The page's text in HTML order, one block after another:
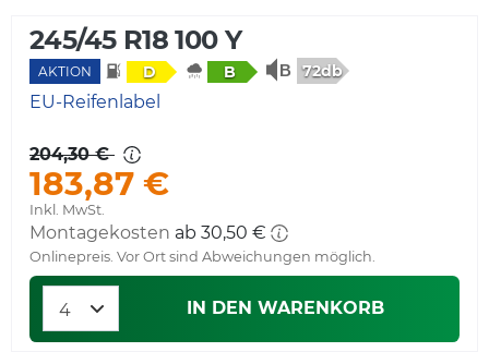
245/45 R18 100 Y
AKTION D B 72db
EU-Reifenlabel
204,30 €
183,87 €
Inkl. MwSt.
Montagekosten ab 30,50 €
Onlinepreis. Vor Ort sind Abweichungen möglich.
IN DEN WARENKORB